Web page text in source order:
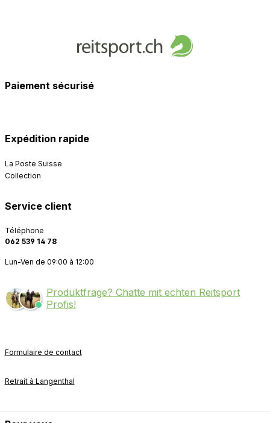
Paiement sécurisé
Expédition rapide
La Poste Suisse
Collection
Service client
Téléphone
062 539 14 78
Lun-Ven de 09:00 à 12:00
Produktfrage? Chatte mit echten Reitsport
Profis!
Formulaire de contact
Retrait à Langenthal